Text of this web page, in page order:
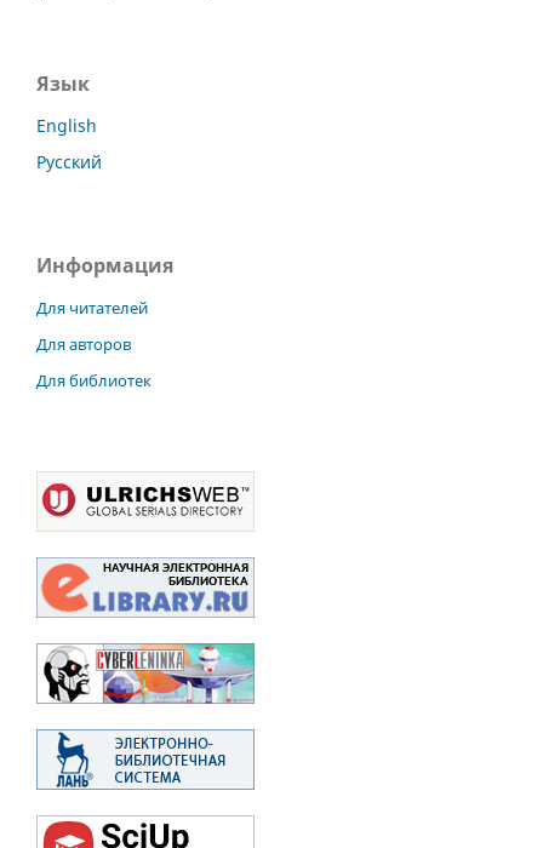
Язык
English
Русский
Информация
Для читателей
Для авторов
Для библиотек